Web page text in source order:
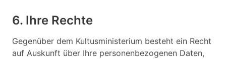
6. Ihre Rechte
Gegenüber dem Kultusministerium besteht ein Recht
auf Auskunft über Ihre personenbezogenen Daten,